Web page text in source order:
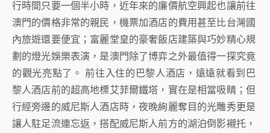
行時間只要一個半小時，近年來的廉價航空興起也讓前往
澳門的價格非常的親民，機票加酒店的費用甚至比台灣國
內旅遊還要便宜；富麗堂皇的豪奢飯店建築與巧妙精心規
劃的燈光娛樂表演，是澳門除了博弈之外最值得一探究竟
的觀光亮點了。 前往入住的巴黎人酒店，遠遠就看到巴
黎人酒店前的超高地標艾菲爾鐵塔，實在是相當吸睛；但
行經旁邊的威尼斯人酒店時，夜晚絢麗奪目的光雕秀更是
讓人駐足流連忘返，搭配威尼斯人前方的湖泊倒影襯托，